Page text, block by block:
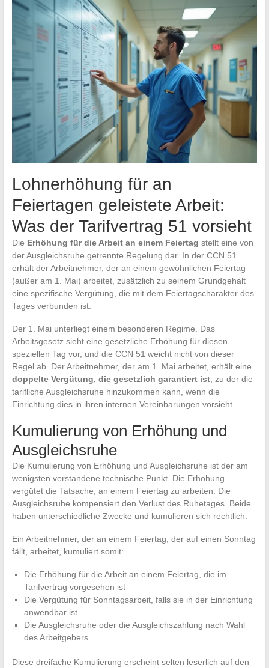
Lohnerhöhung für an
Feiertagen geleistete Arbeit:
Was der Tarifvertrag 51 vorsieht
Die Erhöhung für die Arbeit an einem Feiertag stellt eine von
der Ausgleichsruhe getrennte Regelung dar. In der CCN 51
erhält der Arbeitnehmer, der an einem gewöhnlichen Feiertag
(außer am 1. Mai) arbeitet, zusätzlich zu seinem Grundgehalt
eine spezifische Vergütung, die mit dem Feiertagscharakter des
Tages verbunden ist.
Der 1. Mai unterliegt einem besonderen Regime. Das
Arbeitsgesetz sieht eine gesetzliche Erhöhung für diesen
speziellen Tag vor, und die CCN 51 weicht nicht von dieser
Regel ab. Der Arbeitnehmer, der am 1. Mai arbeitet, erhält eine
doppelte Vergütung, die gesetzlich garantiert ist, zu der die
tarifliche Ausgleichsruhe hinzukommen kann, wenn die
Einrichtung dies in ihren internen Vereinbarungen vorsieht.
Kumulierung von Erhöhung und
Ausgleichsruhe
Die Kumulierung von Erhöhung und Ausgleichsruhe ist der am
wenigsten verstandene technische Punkt. Die Erhöhung
vergütet die Tatsache, an einem Feiertag zu arbeiten. Die
Ausgleichsruhe kompensiert den Verlust des Ruhetages. Beide
haben unterschiedliche Zwecke und kumulieren sich rechtlich.
Ein Arbeitnehmer, der an einem Feiertag, der auf einen Sonntag
fällt, arbeitet, kumuliert somit:
Die Erhöhung für die Arbeit an einem Feiertag, die im
Tarifvertrag vorgesehen ist
Die Vergütung für Sonntagsarbeit, falls sie in der Einrichtung
anwendbar ist
Die Ausgleichsruhe oder die Ausgleichszahlung nach Wahl
des Arbeitgebers
Diese dreifache Kumulierung erscheint selten leserlich auf den